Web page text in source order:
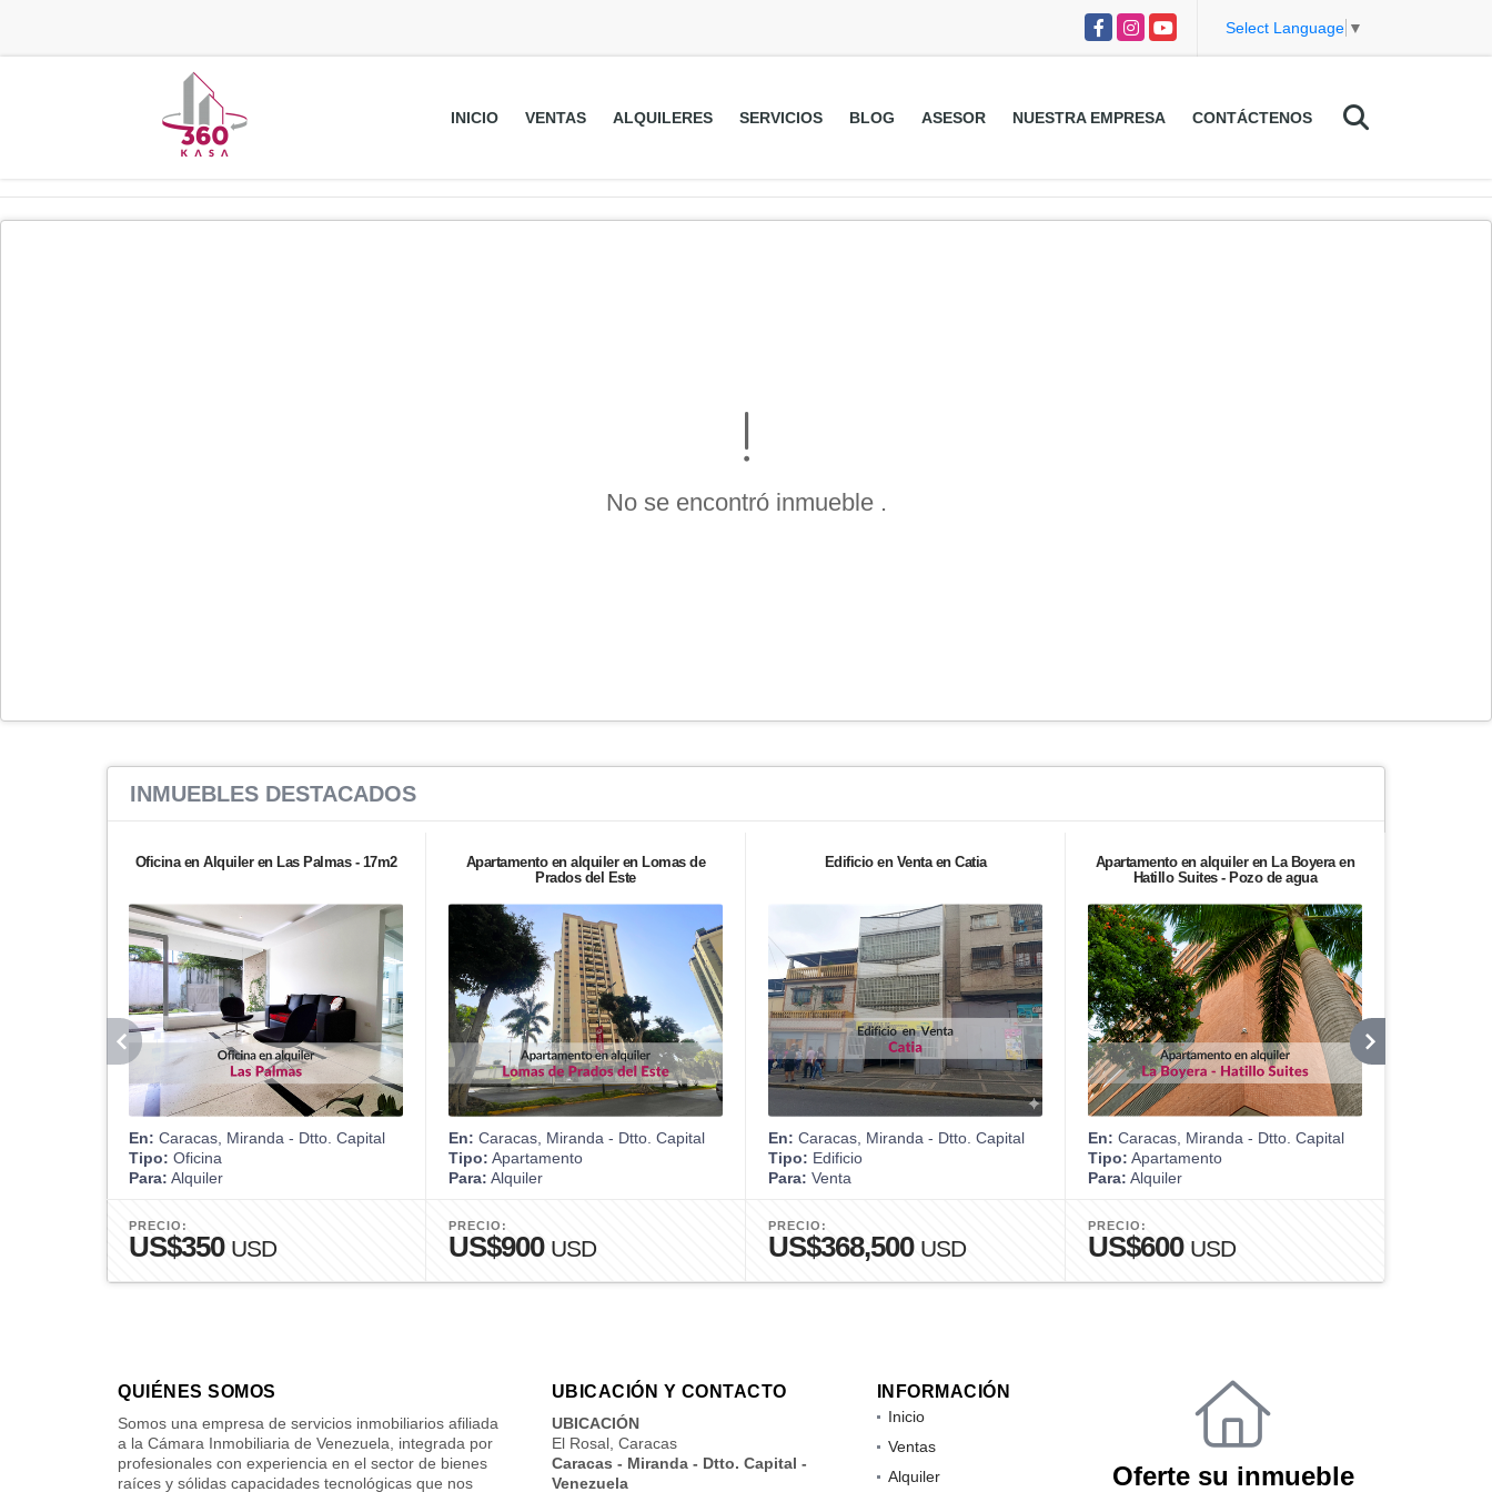
Facebook
InstagramYouTube Select Language ▼
INICIO VENTAS ALQUILERES SERVICIOS BLOG ASESOR NUESTRA EMPRESA CONTÁCTENOS
No se encontró inmueble .
INMUEBLES DESTACADOS
Oficina en Alquiler en Las Palmas - 17m2
En: Caracas, Miranda - Dtto. Capital
Tipo: Oficina
Para: Alquiler
PRECIO:
US$350 USD
Apartamento en alquiler en Lomas de
Prados del Este
En: Caracas, Miranda - Dtto. Capital
Tipo: Apartamento
Para: Alquiler
PRECIO:
US$900 USD
Edificio en Venta en Catia
En: Caracas, Miranda - Dtto. Capital
Tipo: Edificio
Para: Venta
PRECIO:
US$368,500 USD
Apartamento en alquiler en La Boyera en
Hatillo Suites - Pozo de agua
En: Caracas, Miranda - Dtto. Capital
Tipo: Apartamento
Para: Alquiler
PRECIO:
US$600 USD
QUIÉNES SOMOS
Somos una empresa de servicios inmobiliarios afiliada
a la Cámara Inmobiliaria de Venezuela, integrada por
profesionales con experiencia en el sector de bienes
raíces y sólidas capacidades tecnológicas que nos
UBICACIÓN Y CONTACTO
UBICACIÓN
El Rosal, Caracas
Caracas - Miranda - Dtto. Capital -
Venezuela
INFORMACIÓN
Inicio
Ventas
Alquiler
Oferte su inmueble